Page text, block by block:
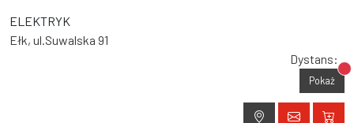
ELEKTRYK
Ełk, ul.Suwalska 91
Dystans:
Pokaż